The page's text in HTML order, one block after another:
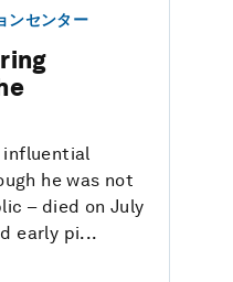
ンセンター
influential
he was not
– died on July
early pi...